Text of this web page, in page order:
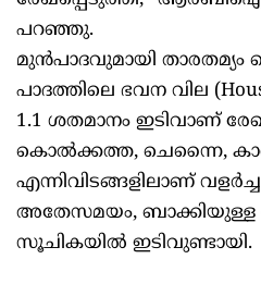
പറഞ്ഞു.
മുന്‍പാദവുമായി
പാദത്തിലെ ഭവന വില
1.1 ശതമാനം ഇടിവാണ്
കൊല്‍ക്കത്ത, ചെന്നൈ,
എന്നിവിടങ്ങളിലാണ്
അതേസമയം, ബാക്കിയുള്ള
സൂചികയില്‍ ഇടിവുണ്ടായി.